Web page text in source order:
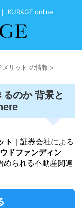
KURAGE online
リット の情報 >
のか 背景と
ト ｜証券会社による
ドファンディン
められる不動産関連